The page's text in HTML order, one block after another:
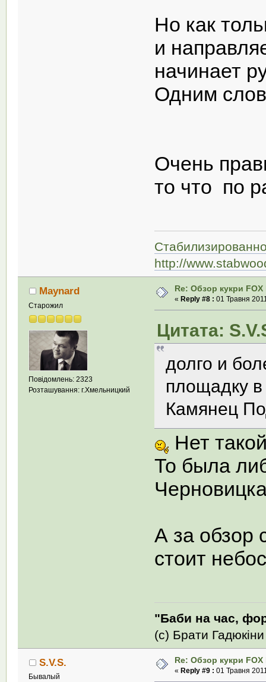
Но как
и
начинает
Одним
Очень
то что по
http://
Maynard
Старожил
Повідомлень: 2323
Розташування: г.Хмельницкий
Re: Обзор кукри
« Reply #8 : 01 Травня
Цитата:
долго и
площадку в
Камянец
Нет
То была
А за обзор
стоит
"Баби на час,
(с) Брати Гадюкіни
S.V.S.
Бывалый
Re: Обзор кукри
« Reply #9 : 01 Травня